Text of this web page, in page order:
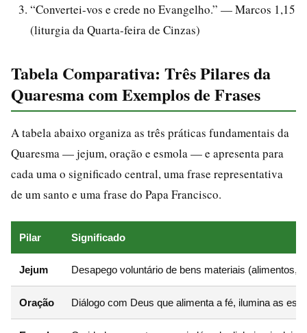
“Convertei-vos e crede no Evangelho.” — Marcos 1,15
(liturgia da Quarta-feira de Cinzas)
Tabela Comparativa: Três Pilares da
Quaresma com Exemplos de Frases
A tabela abaixo organiza as três práticas fundamentais da
Quaresma — jejum, oração e esmola — e apresenta para
cada uma o significado central, uma frase representativa
de um santo e uma frase do Papa Francisco.
Pilar Significado
Jejum Desapego voluntário de bens materiais (alimentos,
Oração Diálogo com Deus que alimenta a fé, ilumina as